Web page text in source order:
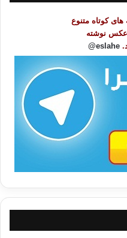
کوتاه متنوع
نوشته
eslahe@